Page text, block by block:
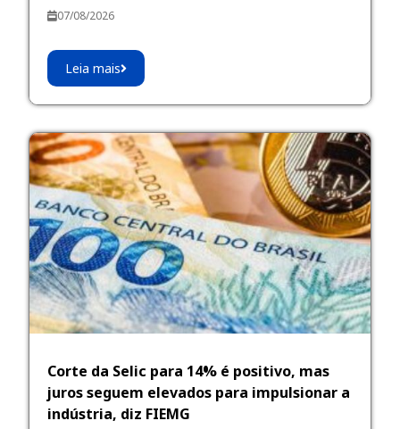
07/08/2026
Leia mais
Corte da Selic para 14% é positivo, mas
juros seguem elevados para impulsionar a
indústria, diz FIEMG